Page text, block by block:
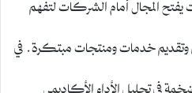
خدمات ومنتجات مبتكرة. في
في تحليل الأداء الأكاديمي